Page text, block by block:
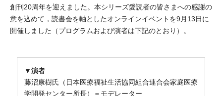
創刊20周年を迎えました。本シリーズ愛読者の皆さまへの感謝の
意を込めて，読書会を軸としたオンラインイベントを9月13日に
開催しました（プログラムおよび演者は下記のとおり）。
▼演者
藤沼康樹氏（日本医療福祉生活協同組合連合会家庭医療
学開発センター所長）＝モデレーター